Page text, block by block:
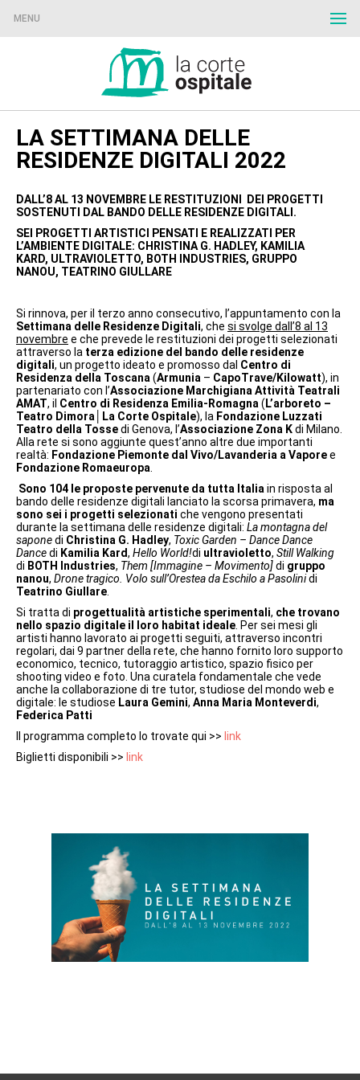
MENU
LA SETTIMANA DELLE
RESIDENZE DIGITALI 2022
DALL’8 AL 13 NOVEMBRE LE RESTITUZIONI
DEI PROGETTI
SOSTENUTI DAL BANDO DELLE RESIDENZE DIGITALI.
SEI PROGETTI ARTISTICI PENSATI E REALIZZATI PER
L’AMBIENTE DIGITALE: CHRISTINA G. HADLEY, KAMILIA
KARD, ULTRAVIOLETTO, BOTH INDUSTRIES, GRUPPO
NANOU, TEATRINO GIULLARE
Si rinnova, per il terzo anno consecutivo, l’appuntamento con la
Settimana delle Residenze Digitali, che si svolge dall’8 al 13
novembre e che prevede le restituzioni dei progetti selezionati
attraverso la terza edizione del bando delle residenze
digitali, un progetto ideato e promosso dal Centro di
Residenza della Toscana (Armunia – CapoTrave/Kilowatt), in
partenariato con l’Associazione Marchigiana Attività Teatrali
AMAT, il Centro di Residenza Emilia-Romagna ( L’arboreto –
Teatro Dimora
La Corte Ospitale), la Fondazione Luzzati
Teatro della Tossedi Genova, l’Associazione Zona Kdi Milano.
Alla rete si sono aggiunte quest’anno altre due importanti
realtà: Fondazione Piemonte dal Vivo/Lavanderia a Vaporee
Fondazione Romaeuropa
Sono 104 le proposte pervenute da tutta Italia in risposta al
bando delle residenze digitali lanciato la scorsa primavera, ma
sono sei i progetti selezionati che vengono presentati
durante la settimana delle residenze digitali: La montagna del
saponedi Christina G. Hadley, Toxic Garden – Dance Dance
Dancedi Kamilia Kard, Hello World!di ultravioletto, Still Walking
di BOTH Industries, Them [Immagine – Movimento]di gruppo
nanou, Drone tragico. Volo sull’Orestea da Eschilo a Pasolinidi
Teatrino Giullare
Si tratta di progettualità artistiche sperimentali, che trovano
nello spazio digitale il loro habitat ideale . Per sei mesi gli
artisti hanno lavorato ai progetti seguiti, attraverso incontri
regolari, dai 9 partner della rete, che hanno fornito loro supporto
economico, tecnico, tutoraggio artistico, spazio fisico per
shooting video e foto. Una curatela fondamentale che vede
anche la collaborazione di tre tutor, studiose del mondo web e
digitale: le studiose Laura Gemini, Anna Maria Monteverdi,
Federica Patti
Il programma completo lo trovate qui >> link
Biglietti disponibili >> link